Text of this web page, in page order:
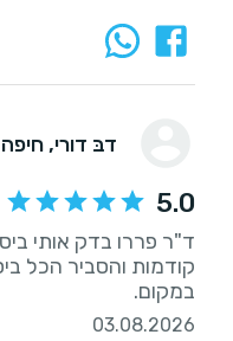
דבּ דורי, חיפה
5.0
ד"ר פררו בדק אותי
קודמות והסביר הכל
במקום.
03.08.2026